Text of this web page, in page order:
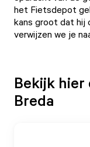
het Fietsdepot
kans groot dat hij
verwijzen we je
Bekijk
Breda